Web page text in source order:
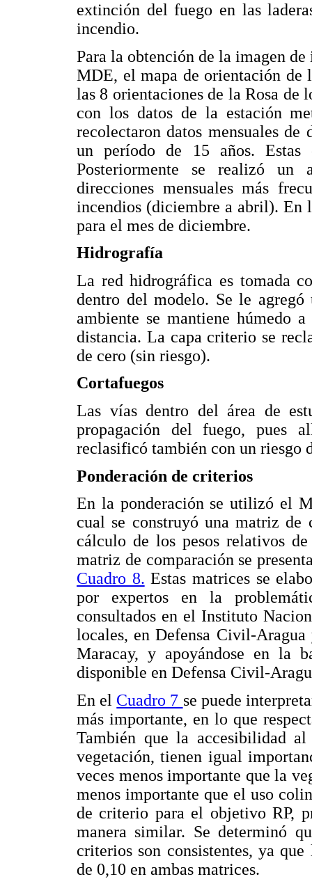
extinción del fuego en las
incendio.
Para la obtención de la imagen
MDE, el mapa de orientación de
las 8 orientaciones de la Rosa de
con los datos de la estación
recolectaron datos mensuales
un período de 15 años. Estas
Posteriormente se realizó un
direcciones mensuales más
incendios (diciembre a abril). En
para el mes de diciembre.
Hidrografía
La red hidrográfica es tomada
dentro del modelo. Se le
ambiente se mantiene húmedo
distancia. La capa criterio se
de cero (sin riesgo).
Cortafuegos
Las vías dentro del área de
propagación del fuego, pues
reclasificó también con un riesgo
Ponderación de criterios
En la ponderación se utilizó el
cual se construyó una matriz de
cálculo de los pesos relativos
matriz de comparación se
Cuadro 8. Estas matrices se
por expertos en la
consultados en el Instituto
locales, en Defensa Civil-
Maracay, y apoyándose en la
disponible en Defensa Civil-
En el Cuadro 7 se puede
más importante, en lo que
También que la accesibilidad
vegetación, tienen igual
veces menos importante que la
menos importante que el uso
de criterio para el objetivo RP,
manera similar. Se determinó
criterios son consistentes, ya
de 0,10 en ambas matrices.